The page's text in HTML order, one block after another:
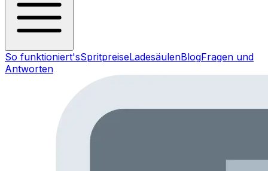
So funktioniert'sSpritpreiseLadesäulenBlogFragen und
Antworten